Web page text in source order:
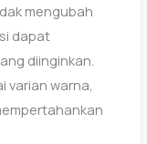
mengubah
dapat
diinginkan.
varian warna,